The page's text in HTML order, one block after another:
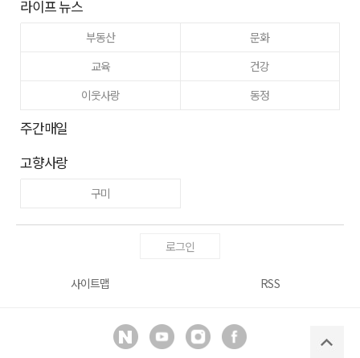
라이프 뉴스
부동산
문화
교육
건강
이웃사랑
동정
주간매일
고향사랑
구미
로그인
사이트맵 RSS